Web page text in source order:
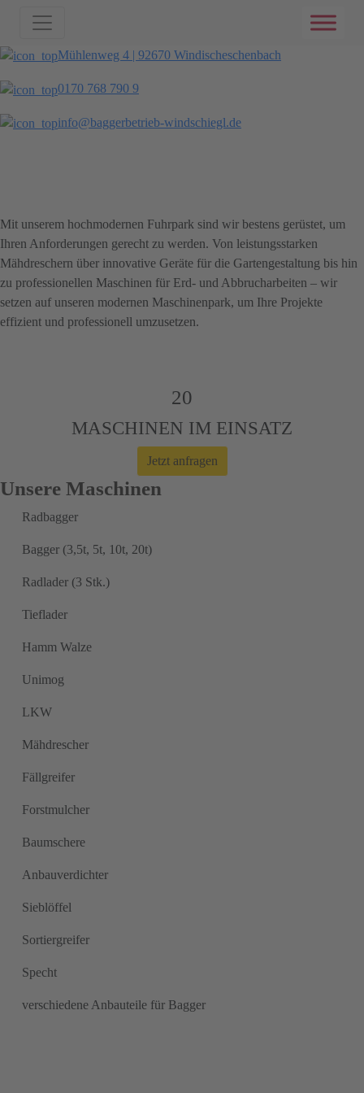
Mühlenweg 4 | 92670 Windischeschenbach
0170 768 790 9
info@baggerbetrieb-windschiegl.de
Mit unserem hochmodernen Fuhrpark sind wir bestens gerüstet, um
Ihren Anforderungen gerecht zu werden. Von leistungsstarken
Mähdreschern über innovative Geräte für die Gartengestaltung bis hin
zu professionellen Maschinen für Erd- und Abbrucharbeiten – wir
setzen auf unseren modernen Maschinenpark, um Ihre Projekte
effizient und professionell umzusetzen.
20
MASCHINEN IM EINSATZ
Jetzt anfragen
Unsere Maschinen
Radbagger
Bagger (3,5t, 5t, 10t, 20t)
Radlader (3 Stk.)
Tieflader
Hamm Walze
Unimog
LKW
Mähdrescher
Fällgreifer
Forstmulcher
Baumschere
Anbauverdichter
Sieblöffel
Sortiergreifer
Specht
verschiedene Anbauteile für Bagger